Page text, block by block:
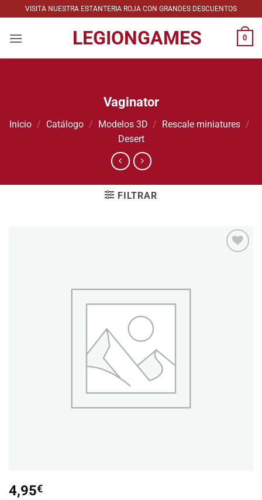
al
contenido
VISITA NUESTRA ESTANTERIA ROJA CON GRANDES DESCUENTOS
LEGIONGAMES 0
Vaginator
Inicio / Catálogo / Modelos 3D / Rescale miniatures /
Desert
FILTRAR
4,95€